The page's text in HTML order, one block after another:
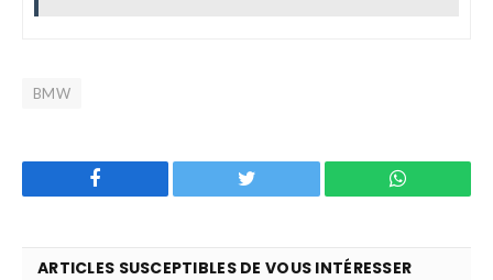
BMW
Twitter WhatsApp
ARTICLES SUSCEPTIBLES DE VOUS INTÉRESSER